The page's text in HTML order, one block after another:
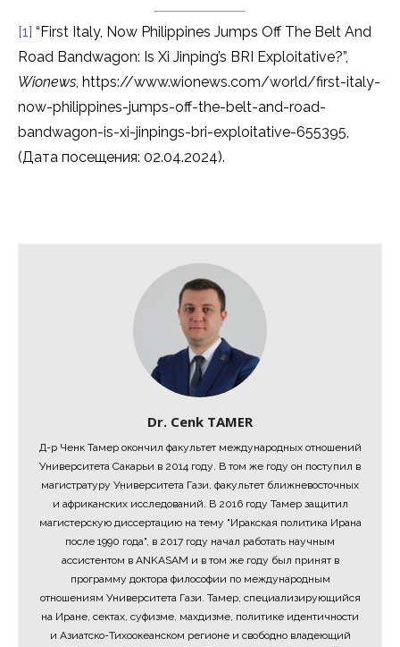
[1] “First Italy, Now Philippines Jumps Off The Belt And
Road Bandwagon: Is Xi Jinping’s BRI Exploitative?”,
Wionews, https://www.wionews.com/world/first-italy-
now-philippines-jumps-off-the-belt-and-road-
bandwagon-is-xi-jinpings-bri-exploitative-655395,
(Дата посещения: 02.04.2024).
Dr. Cenk TAMER
Д-р Ченк Тамер окончил факультет международных отношений
Университета Сакарьи в 2014 году. В том же году он поступил в
магистратуру Университета Гази, факультет ближневосточных
и африканских исследований. В 2016 году Тамер защитил
магистерскую диссертацию на тему "Иракская политика Ирана
после 1990 года", в 2017 году начал работать научным
ассистентом в ANKASAM и в том же году был принят в
программу доктора философии по международным
отношениям Университета Гази. Тамер, специализирующийся
на Иране, сектах, суфизме, махдизме, политике идентичности
и Азиатско-Тихоокеанском регионе и свободно владеющий